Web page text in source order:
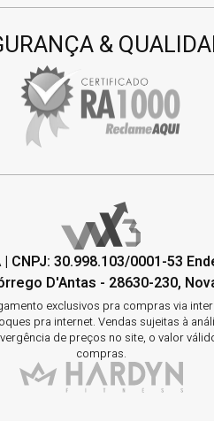
&
| CNPJ: 30.998.103/0001-53
D'Antas - 28630-230,
exclusivos pra compras via
pra internet. Vendas sujeitas à
de preços no site, o valor
compras.